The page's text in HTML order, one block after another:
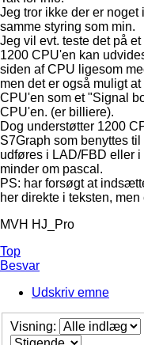
Jeg tror ikke der er noget
samme styring som min.
Jeg vil evt. teste det på et
1200 CPU'en kan
siden af CPU ligesom
men det er også muligt
CPU'en som et "Signal
CPU'en. (er billiere).
Dog understøtter 1200
S7Graph som benyttes
udføres i LAD/FBD eller
minder om pascal.
PS: har forsøgt at
her direkte i teksten,
MVH HJ_Pro
Top
Besvar
Udskriv emne
Visning: